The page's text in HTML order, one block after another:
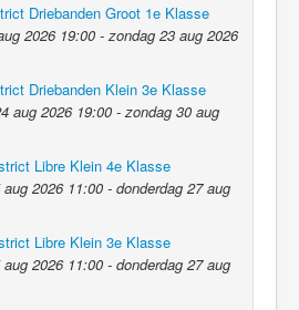
Driebanden Groot 1e Klasse
2026 19:00 - zondag 23 aug 2026
Driebanden Klein 3e Klasse
aug 2026 19:00 - zondag 30 aug
Libre Klein 4e Klasse
2026 11:00 - donderdag 27 aug
Libre Klein 3e Klasse
2026 11:00 - donderdag 27 aug